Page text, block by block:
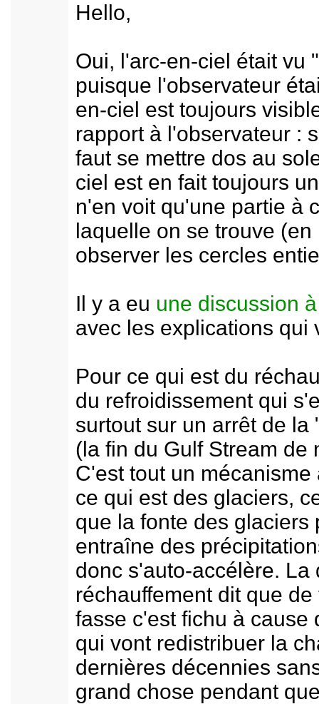
Hello,
Oui, l'arc-en-ciel était vu
puisque l'observateur
en-ciel est toujours
rapport à l'observateur :
faut se mettre dos au
ciel est en fait toujours
n'en voit qu'une partie à
laquelle on se trouve
observer les cercles
Il y a eu une discussion
avec les explications qui
Pour ce qui est du
du refroidissement qui
surtout sur un arrêt de
(la fin du Gulf Stream de
C'est tout un
ce qui est des glaciers,
que la fonte des glaciers
entraîne des
donc s'auto-accélère.
réchauffement dit que
fasse c'est fichu à cause
qui vont redistribuer la
dernières décennies
grand chose pendant